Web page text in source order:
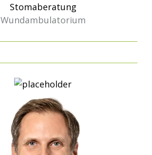
Stomaberatung
Wundambulatorium